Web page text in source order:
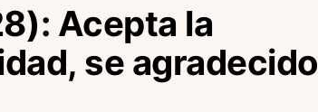
Acepta la
se agradecido